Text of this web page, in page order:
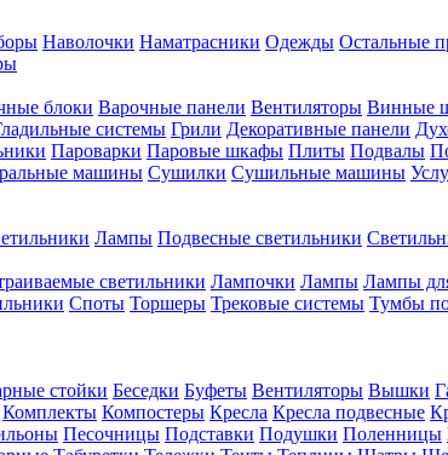
Наволочки Наматрасники Одежды Остальные
блоки Варочные панели Вентиляторы Винные
системы Грили Декоративные панели
Пароварки Паровые шкафы Плиты Подвалы
машины Сушилки Сушильные машины
Лампы Подвесные светильники
светильники Лампочки Лампы Лампы
Споты Торшеры Трековые системы Тумбы
стойки Беседки Буфеты Вентиляторы Вышки
Комплекты Компостеры Кресла Кресла подвесные
Песочницы Подставки Подушки Поленницы